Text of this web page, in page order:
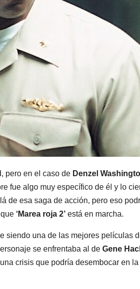
pero en el caso de Denzel
fue algo muy específico de él y lo
de esa saga de acción, pero eso
‘Marea roja 2’ está en marcha.
siendo una de las mejores películas
se enfrentaba al de Gene
crisis que podría desembocar en la